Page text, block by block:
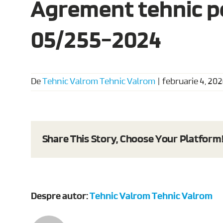
Agrement tehnic
05/255-2024
De Tehnic Valrom Tehnic Valrom februarie 4,
Share This Story, Choose Your
Despre autor:Tehnic Valrom Tehnic Valrom